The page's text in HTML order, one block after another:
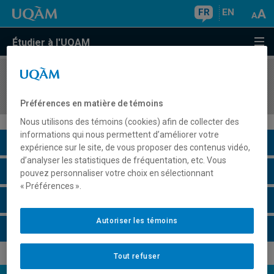
FR EN
Étudier à l'UQAM
COURS//
Description du cours
Horaire - Été 2026
Préférences en matière de témoins
Nous utilisons des témoins (cookies) afin de collecter des
informations qui nous permettent d’améliorer votre
expérience sur le site, de vous proposer des contenus vidéo,
d’analyser les statistiques de fréquentation, etc. Vous
pouvez personnaliser votre choix en sélectionnant
« Préférences ».
Tout refuser
Autoriser les témoins